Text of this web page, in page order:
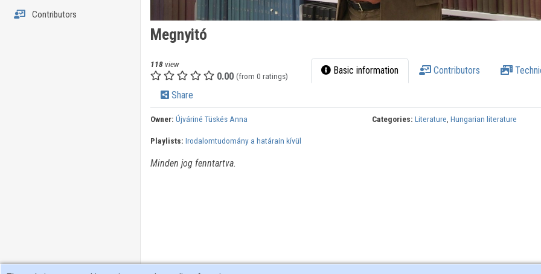
Contributors
Megnyitó
118view
0.00 (from 0 ratings) Basic information Contributors
Share
Owner: Újváriné Tüskés Anna Categories: Literature,Hungarian literature
Playlists: Irodalomtudomány a határain kívül
Minden jog fenntartva.